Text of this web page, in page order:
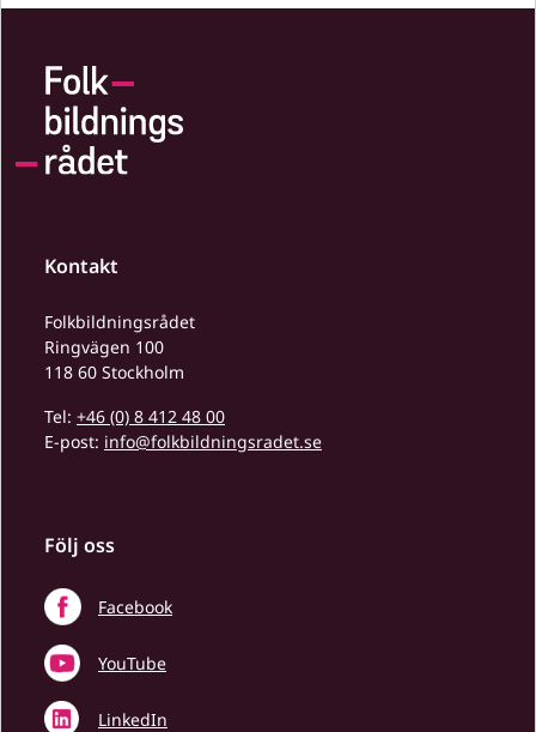
Kontakt
Folkbildningsrådet
Ringvägen 100
118 60 Stockholm
Tel: +46 (0) 8 412 48 00
E-post: info@folkbildningsradet.se
Följ oss
Facebook
YouTube
LinkedIn